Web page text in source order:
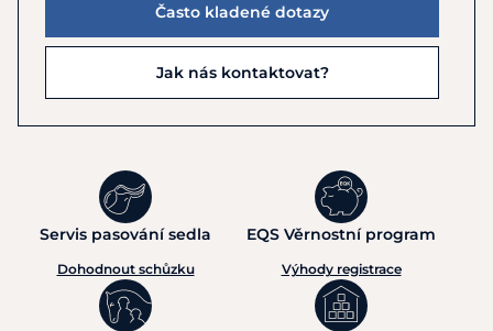
Často kladené dotazy
Jak nás kontaktovat?
Servis pasování sedla
Dohodnout schůzku
EQS Věrnostní program
Výhody registrace